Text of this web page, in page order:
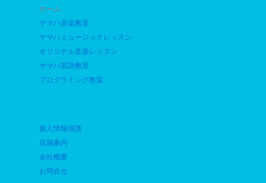
ホーム
ヤマハ音楽教室
ヤマハミュージックレッスン
オリジナル音楽レッスン
ヤマハ英語教室
プログラミング教室
個人情報保護
店舗案内
会社概要
お問合せ